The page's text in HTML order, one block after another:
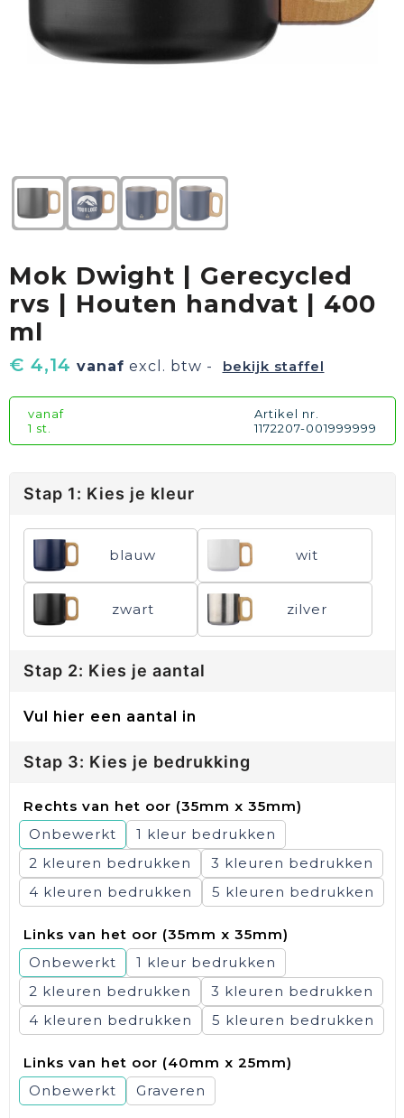
Textiel
Goud waard
Kinderen, Peuters & Baby's
Vrije tijd en Strand
Mok Dwight | Gerecycled
rvs | Houten handvat | 400
ml
€ 4,14 vanaf excl. btw - bekijk staffel
vanaf
1 st.
Artikel nr.
1172207-001999999
Stap 1: Kies je kleur
blauw wit
zwart zilver
Stap 2: Kies je aantal
Vul hier een aantal in
Stap 3: Kies je bedrukking
Rechts van het oor (35mm x 35mm)
Onbewerkt
1
2
3
4
5
Links van het oor (35mm x 35mm)
Onbewerkt
1
2
3
4
5
Links van het oor (40mm x 25mm)
Onbewerkt
Graveren